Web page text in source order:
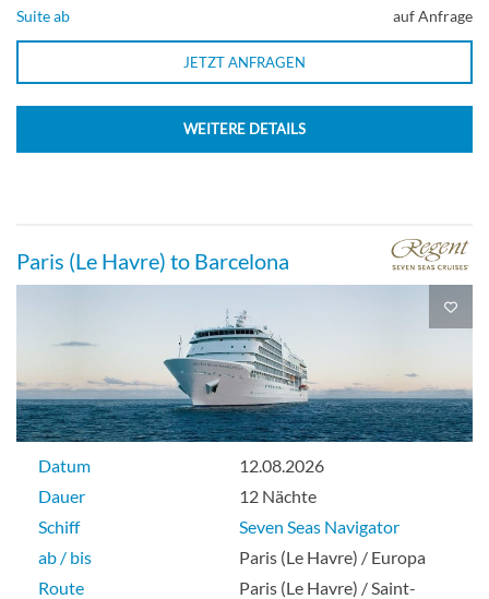
Suite ab
auf Anfrage
JETZT ANFRAGEN
WEITERE DETAILS
Paris (Le Havre) to Barcelona
Datum
12.08.2026
Dauer
12 Nächte
Schiff
Seven Seas Navigator
ab / bis
Paris (Le Havre) / Europa
Route
Paris (Le Havre) / Saint-